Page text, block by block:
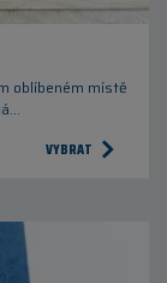
oblíbeném místě
VYBRAT